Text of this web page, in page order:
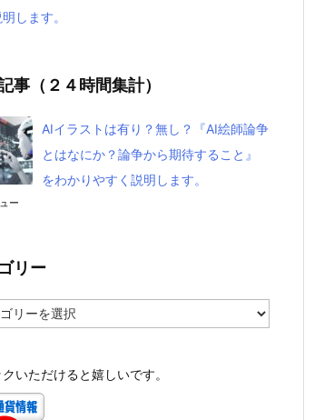
します。
事（２４時間集計）
AIイラストは有り？無し？『AI絵師論争
とはなにか？論争から期待すること』
をわかりやすく説明します。
ー
リー
いただけると嬉しいです。